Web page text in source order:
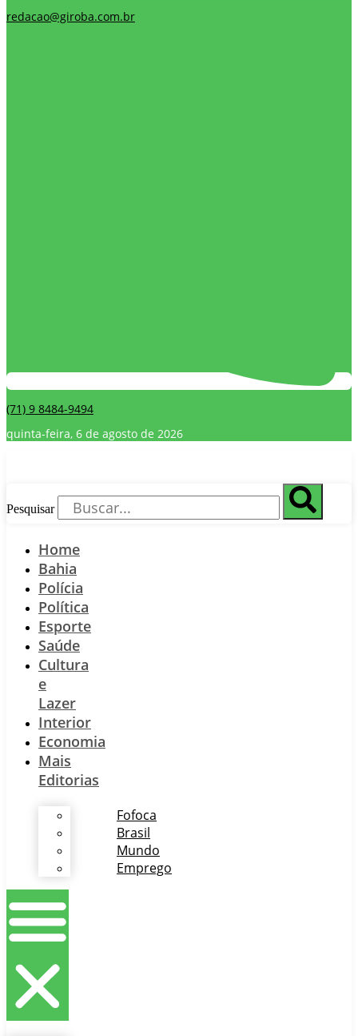
redacao@giroba.com.br
(71) 9 8484-9494
quinta-feira, 6 de agosto de 2026
Pesquisar
Home
Bahia
Polícia
Política
Esporte
Saúde
Cultura
e
Lazer
Interior
Economia
Mais
Editorias
Fofoca
Brasil
Mundo
Emprego